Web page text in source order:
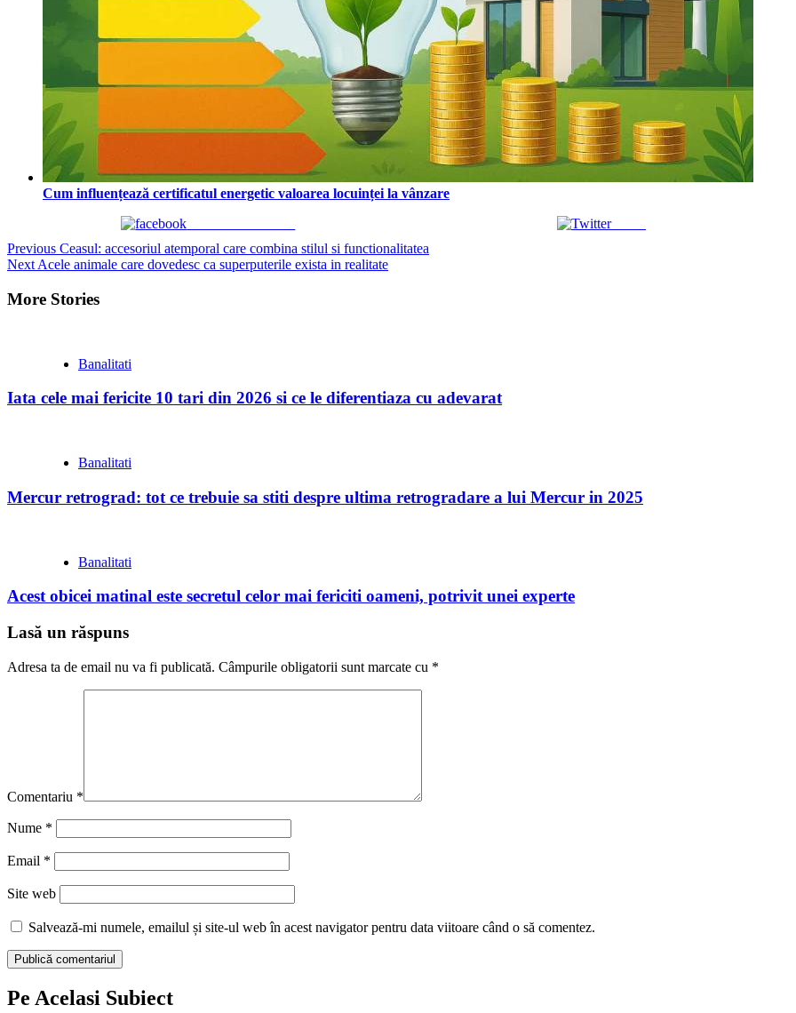
Cum influențează certificatul energetic valoarea locuinței la vânzare
Tweet
Continue
Reading
Previous Ceasul: accesoriul atemporal care combina stilul si functionalitatea
Next Acele animale care dovedesc ca superputerile exista in realitate
More Stories
Banalitati
Iata cele mai fericite 10 tari din 2026 si ce le diferentiaza cu adevarat
Banalitati
Mercur retrograd: tot ce trebuie sa stiti despre ultima retrogradare a lui Mercur in 2025
Banalitati
Acest obicei matinal este secretul celor mai fericiti oameni, potrivit unei experte
Lasă un răspuns
Adresa ta de email nu va fi publicată. Câmpurile obligatorii sunt marcate cu *
Comentariu *
Nume *
Email *
Site web
Salvează-mi numele, emailul și site-ul web în acest navigator pentru data viitoare când o să comentez.
Pe Acelasi Subiect